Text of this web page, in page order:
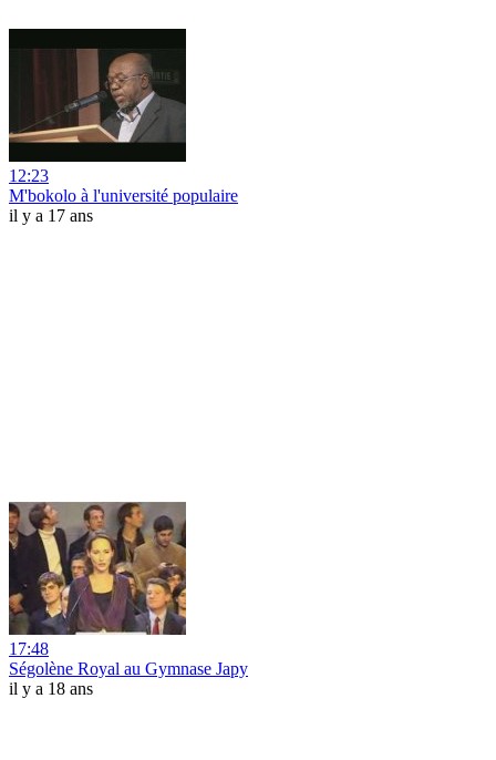
12:23
M'bokolo à l'université populaire
il y a 17 ans
17:48
Ségolène Royal au Gymnase Japy
il y a 18 ans